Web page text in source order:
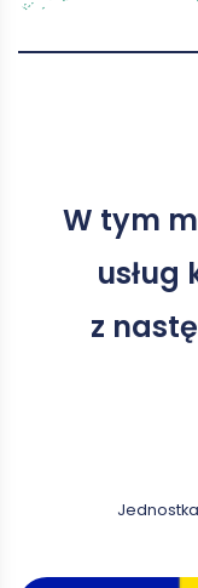
W tym
usług
z